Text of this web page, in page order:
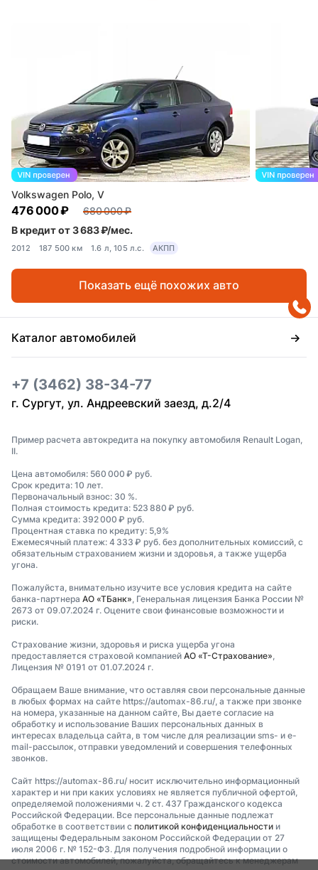
Volkswagen Polo, V
476 000 ₽
680 000 ₽
В кредит от 3 683 ₽/мес.
2012 187 500 км 1.6 л, 105 л.с. АКПП
Показать ещё похожих авто
Каталог автомобилей
+7 (3462) 38-34-77
г. Сургут, ул. Андреевский заезд, д.2/4
Пример расчета автокредита на покупку автомобиля Renault Logan,
II.
Цена автомобиля: 560 000 ₽ руб.
Срок кредита: 10 лет.
Первоначальный взнос: 30 %.
Полная стоимость кредита: 523 880 ₽ руб.
Сумма кредита: 392 000 ₽ руб.
Процентная ставка по кредиту: 5,9%
Ежемесячный платеж: 4 333 ₽ руб. без дополнительных комиссий, с
обязательным страхованием жизни и здоровья, а также ущерба
угона.
Пожалуйста, внимательно изучите все условия кредита на сайте
банка-партнера АО «ТБанк», Генеральная лицензия Банка России №
2673 от 09.07.2024 г. Оцените свои финансовые возможности и
риски.
Страхование жизни, здоровья и риска ущерба угона
предоставляется страховой компанией АО «Т-Страхование»,
Лицензия № 0191 от 01.07.2024 г.
Обращаем Ваше внимание, что оставляя свои персональные данные
в любых формах на сайте https://automax-86.ru/, а также при звонке
на номера, указанные на данном сайте, Вы даете согласие на
обработку и использование Ваших персональных данных в
интересах владельца сайта, в том числе для реализации sms- и e-
mail-рассылок, отправки уведомлений и совершения телефонных
звонков.
Сайт https://automax-86.ru/ носит исключительно информационный
характер и ни при каких условиях не является публичной офертой,
определяемой положениями ч. 2 ст. 437 Гражданского кодекса
Российской Федерации. Все персональные данные подлежат
обработке в соответствии с политикой конфиденциальности и
защищены Федеральным законом Российской Федерации от 27
июля 2006 г. № 152-ФЗ. Для получения подробной информации о
стоимости автомобилей, пожалуйста, обращайтесь к менеджерам